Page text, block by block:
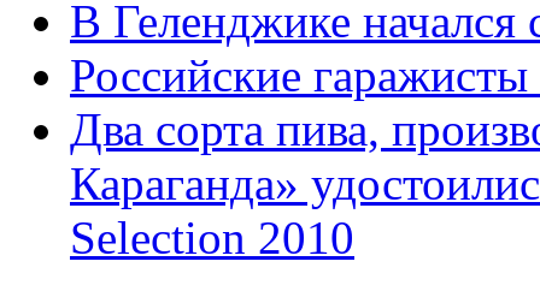
В Геленджике начался
Российские
Два сорта пива,
Караганда»
Selection 2010